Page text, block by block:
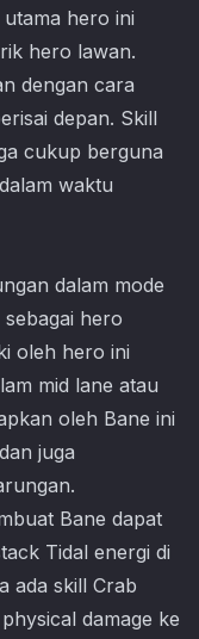
hero ini
hero lawan.
dengan cara
depan. Skill
cukup berguna
waktu
dalam mode
hero
oleh hero ini
mid lane atau
oleh Bane ini
juga
Bane dapat
Tidal energi di
ada skill Crab
damage ke